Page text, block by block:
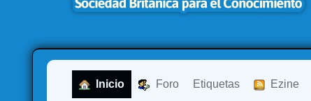
Inicio Foro Etiquetas Ezine